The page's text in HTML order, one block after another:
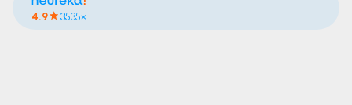
4.9 3535×